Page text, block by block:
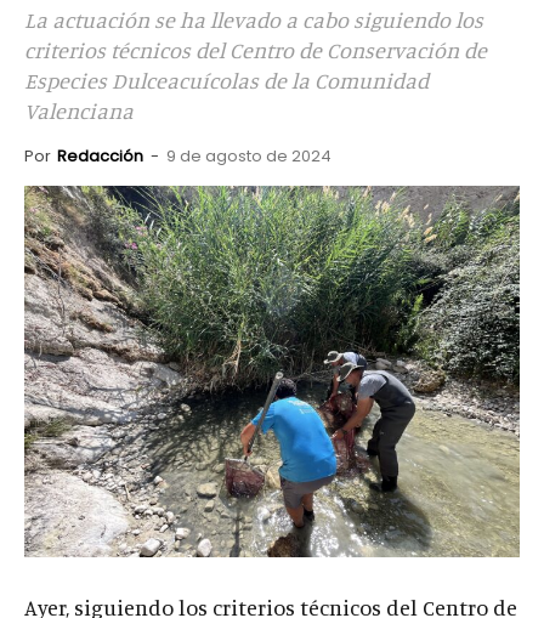
La actuación se ha llevado a cabo siguiendo los
criterios técnicos del Centro de Conservación de
Especies Dulceacuícolas de la Comunidad
Valenciana
Por Redacción - 9 de agosto de 2024
Ayer, siguiendo los criterios técnicos del Centro de